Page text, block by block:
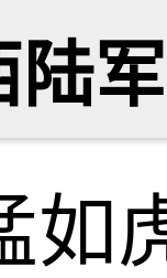
陆
如